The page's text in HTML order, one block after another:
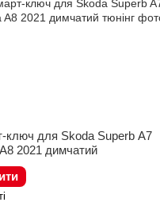
ключ для Skoda Superb A7
2021 димчатий